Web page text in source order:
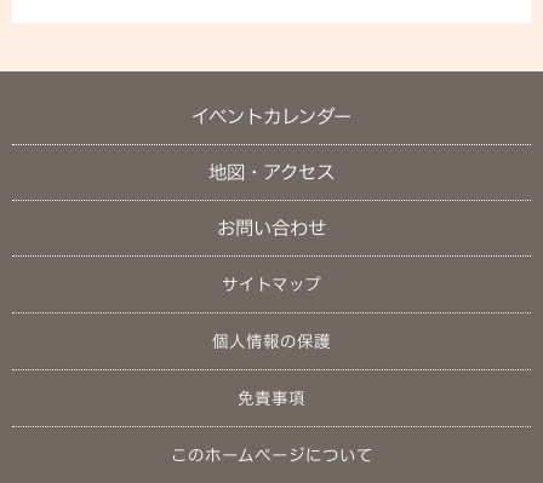
イベントカレンダー
地図・アクセス
お問い合わせ
サイトマップ
個人情報の保護
免責事項
このホームページについて